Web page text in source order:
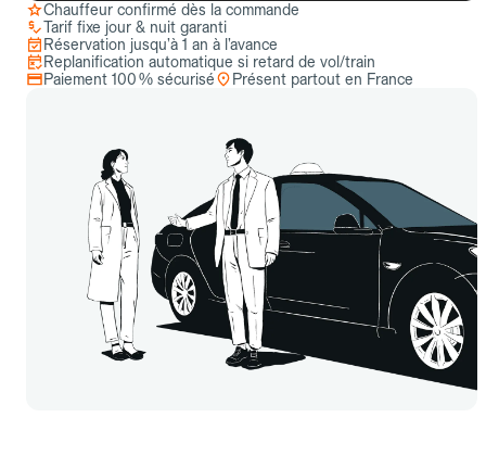
Chauffeur confirmé dès la commande
Tarif fixe jour & nuit garanti
Réservation jusqu’à 1 an à l’avance
Replanification automatique si retard de vol/train
Paiement 100 % sécurisé
Présent partout en France